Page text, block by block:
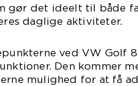
gør det ideelt til både
daglige aktiviteter.
ved VW Golf
Den kommer
mulighed for at få